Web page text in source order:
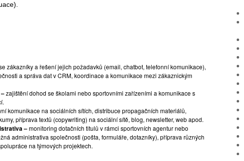
zákazníky a řešení jejich požadavků (email, chatbot, telefonní komunikace),
a správa dat v CRM, koordinace a komunikace mezi zákaznickým
zajištění dohod se školami nebo sportovními zařízeními a komunikace s
komunikace na sociálních sítích, distribuce propagačních materiálů,
příprava textů (copywriting) na sociální sítě, blog, newsletter, web apod.
–monitoring dotačních titulů v rámci sportovních agentur nebo
administrativa společnosti (pošta, formuláře, dotazníky), příprava různých
na týmových projektech.